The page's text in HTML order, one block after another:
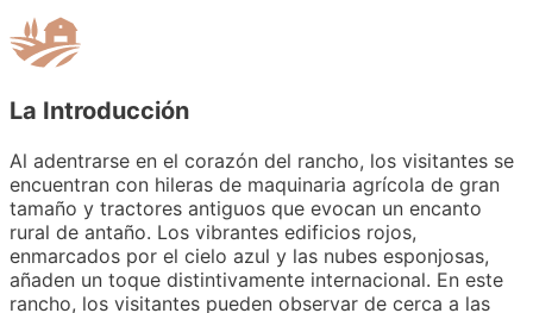
La Introducción
Al adentrarse en el corazón del rancho, los visitantes se
encuentran con hileras de maquinaria agrícola de gran
tamaño y tractores antiguos que evocan un encanto
rural de antaño. Los vibrantes edificios rojos,
enmarcados por el cielo azul y las nubes esponjosas,
añaden un toque distintivamente internacional. En este
rancho, los visitantes pueden observar de cerca a las